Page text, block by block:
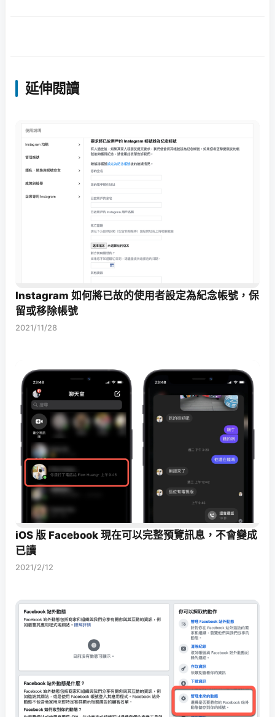
延伸閱讀
Instagram 如何將已故的使用者設定為紀念帳號，保
留或移除帳號
2021/11/28
iOS 版 Facebook 現在可以完整預覽訊息，不會變成
已讀
2021/2/12